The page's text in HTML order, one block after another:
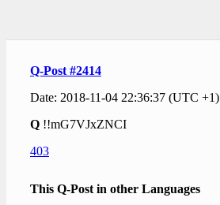
Q-Post #2414
Date: 2018-11-04 22:36:37 (UTC +1)
Q !!mG7VJxZNCI
403
This Q-Post in other Languages